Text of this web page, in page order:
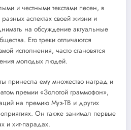
и честными текстами песен, в
аспектах своей жизни и
на обсуждение актуальные
Его треки отличаются
исполнения, часто становятся
молодых людей.
принесла ему множество наград и
премии «Золотой граммофон»,
на премию Муз-ТВ и других
Он также занимал первые
и хит-парадах.